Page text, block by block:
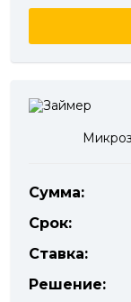
Сумма:
Срок:
Ставка:
Решение: